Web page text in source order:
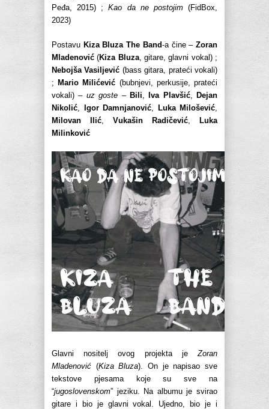
Peđa, 2015) ;Kao da ne postojim(FidBox,
2023)
Postavu Kiza Bluza The Band-a čine –Zoran
Mladenović (Kiza Bluza, gitare, glavni vokal) ;
Nebojša Vasiljević (bass gitara, prateći vokali)
;Mario Milićević (bubnjevi, perkusije, prateći
vokali) – uz goste – Bili ,Iva Plavšić, Dejan
Nikolić
Igor Damnjanović Luka Milošević
Milovan Ilić
Vukašin Radičević
Luka
Milinković
Glavni nositelj ovog projekta je Zoran
Mladenović (Kiza Bluza). On je napisao sve
tekstove pjesama koje su sve na
“jugoslovenskom” jeziku. Na albumu je svirao
gitare i bio je glavni vokal. Ujedno, bio je i